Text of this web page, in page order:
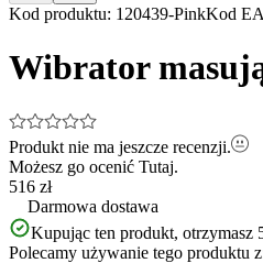
Item
of
14
Kod produktu: 120439-PinkKod
Wibrator
Produkt nie ma jeszcze recenzji.
Możesz go ocenić Tutaj.
516 zł
Darmowa dostawa
Kupując ten produkt, otrzymasz
Polecamy używanie tego produktu